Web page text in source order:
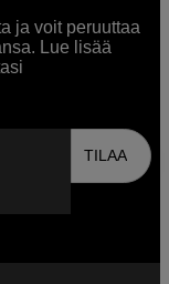
ja voit peruuttaa
Lue lisää
TILAA